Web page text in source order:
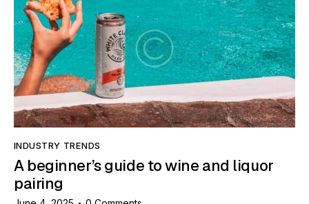
INDUSTRY TRENDS
A beginner’s guide to wine and liquor
pairing